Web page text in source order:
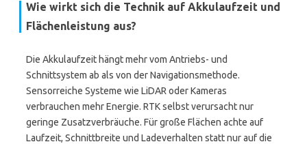
Wie wirkt sich die Technik auf Akkulaufzeit und
Flächenleistung aus?
Die Akkulaufzeit hängt mehr vom Antriebs- und
Schnittsystem ab als von der Navigationsmethode.
Sensorreiche Systeme wie LiDAR oder Kameras
verbrauchen mehr Energie. RTK selbst verursacht nur
geringe Zusatzverbräuche. Für große Flächen achte auf
Laufzeit, Schnittbreite und Ladeverhalten statt nur auf die